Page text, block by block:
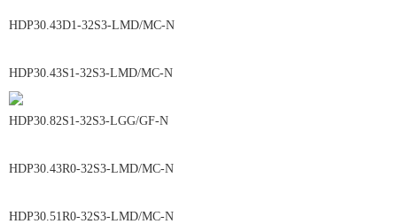
HDP30.43D1-32S3-LMD/MC-N
HDP30.43S1-32S3-LMD/MC-N
HDP30.82S1-32S3-LGG/GF-N
HDP30.43R0-32S3-LMD/MC-N
HDP30.51R0-32S3-LMD/MC-N